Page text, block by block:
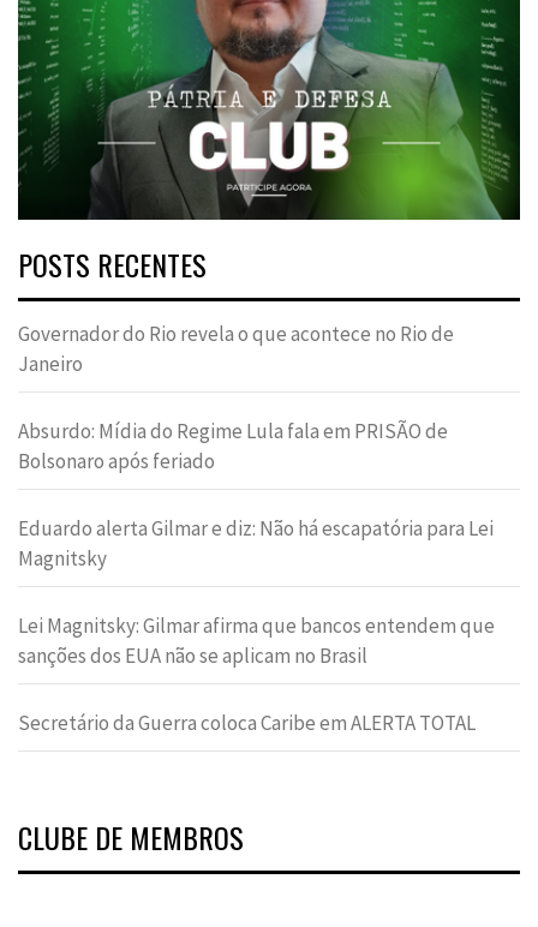
POSTS RECENTES
Governador do Rio revela o que acontece no Rio de
Janeiro
Absurdo: Mídia do Regime Lula fala em PRISÃO de
Bolsonaro após feriado
Eduardo alerta Gilmar e diz: Não há escapatória para Lei
Magnitsky
Lei Magnitsky: Gilmar afirma que bancos entendem que
sanções dos EUA não se aplicam no Brasil
Secretário da Guerra coloca Caribe em ALERTA TOTAL
CLUBE DE MEMBROS